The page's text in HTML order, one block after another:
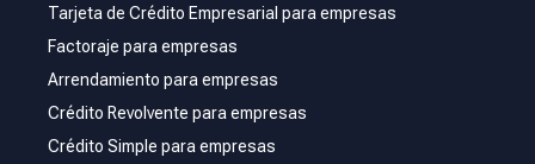
Tarjeta de Crédito Empresarial para empresas
Factoraje para empresas
Arrendamiento para empresas
Crédito Revolvente para empresas
Crédito Simple para empresas